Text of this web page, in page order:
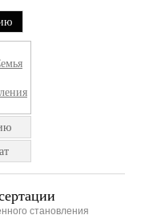
становления